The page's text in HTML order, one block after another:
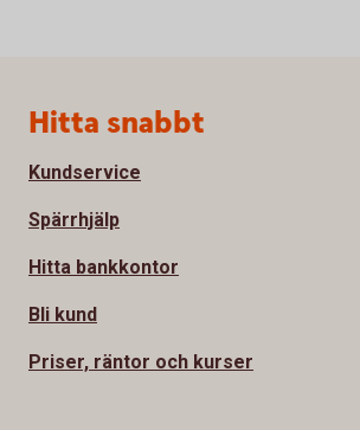
Sidfot
Hitta snabbt
Kundservice
Spärrhjälp
Hitta bankkontor
Bli kund
Priser, räntor och kurser